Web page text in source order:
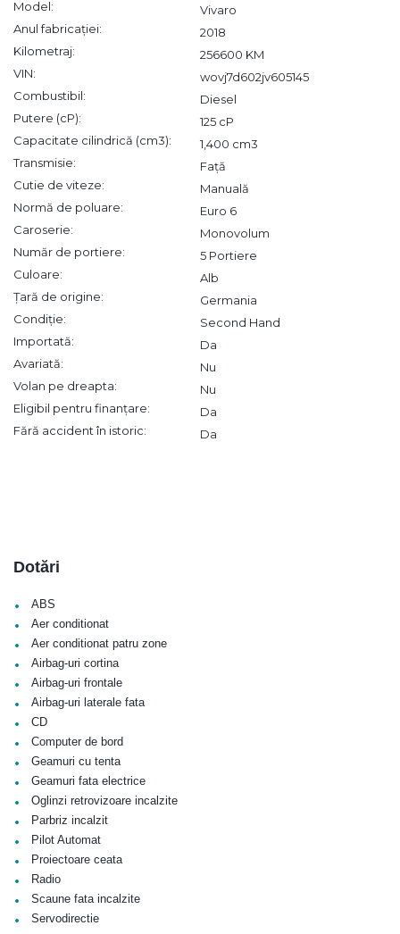
Model:
Vivaro
Anul fabricației:
2018
Kilometraj:
256600 KM
VIN:
wovj7d602jv605145
Combustibil:
Diesel
Putere (cP):
125 cP
Capacitate cilindrică (cm3):
1,400 cm3
Transmisie:
Față
Cutie de viteze:
Manuală
Normă de poluare:
Euro 6
Caroserie:
Monovolum
Număr de portiere:
5 Portiere
Culoare:
Alb
Țară de origine:
Germania
Condiție:
Second Hand
Importată:
Da
Avariată:
Nu
Volan pe dreapta:
Nu
Eligibil pentru finanțare:
Da
Fără accident în istoric:
Da
Dotări
• ABS
• Aer conditionat
• Aer conditionat patru zone
• Airbag-uri cortina
• Airbag-uri frontale
• Airbag-uri laterale fata
• CD
• Computer de bord
• Geamuri cu tenta
• Geamuri fata electrice
• Oglinzi retrovizoare incalzite
• Parbriz incalzit
• Pilot Automat
• Proiectoare ceata
• Radio
• Scaune fata incalzite
• Servodirectie